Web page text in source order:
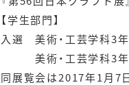
【学生部門】
入選 美術・工芸学科
美術・工芸学科3
同展覧会は2017年1月7